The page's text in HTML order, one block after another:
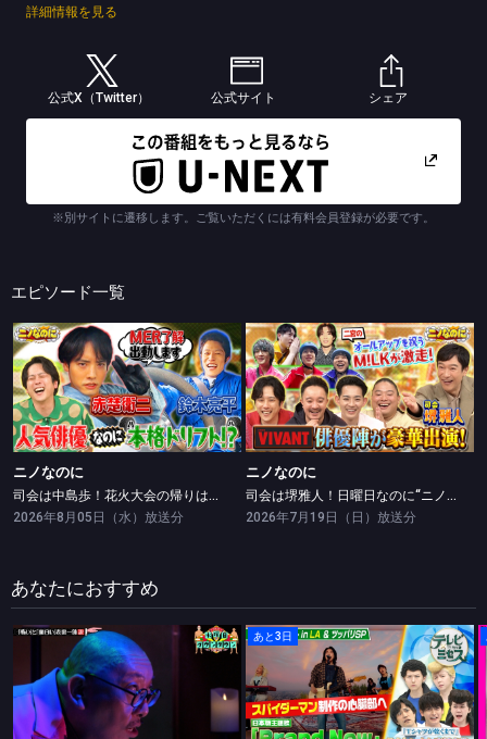
(C)極東電視台/TBS
詳細情報を見る
公式X（Twitter） 公式サイト シェア
※別サイトに遷移します。ご覧いただくには有料会員登録が必要です。
エピソード一覧
ニノなのに
司会は中島歩！花火大会の帰りは何が一番早い？
ニノなのに
司会は中島歩！花火大会の帰りは何が一番早い？
2026年8月05日（水）放送分
ニノなのに
司会は堺雅人！日曜日なのに“ニノなのに”！VIVANTコラボSP
ニノなのに
司会は堺雅人！日曜日なのに“ニノなのに”！VIVANTコラボSP
2026年7月19日（日）放送分
あなたにおすすめ
水曜日のダウンタウン
怪談に関する説 ほか
あと3日
テレビ×ミセス
レッドカーペットinLAに密着★松山ケンイチ・高橋文哉ツッパリ勝負！